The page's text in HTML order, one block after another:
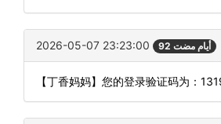
2026-05-07 23:23:00 92 أيام مضت
【丁香妈妈】您的登录验证码为：